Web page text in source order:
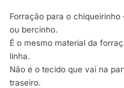
Forração para o
ou bercinho.
É o mesmo material da
linha.
Não é o tecido que vai na
traseiro.